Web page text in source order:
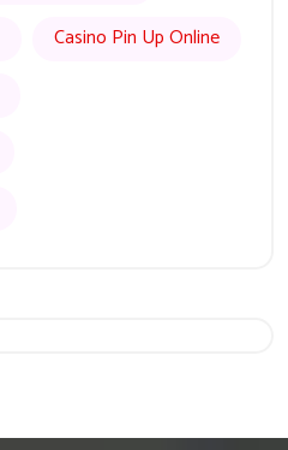
Casino Pin Up Online